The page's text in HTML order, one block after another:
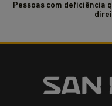
Pessoas com deficiência